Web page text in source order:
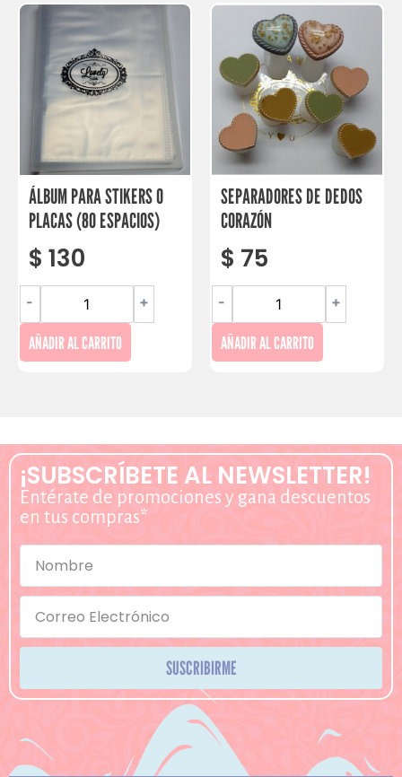
ÁLBUM PARA STIKERS O
PLACAS (80 ESPACIOS)
$ 130
- +
AÑADIR AL CARRITO
SEPARADORES DE DEDOS
CORAZÓN
$ 75
- +
AÑADIR AL CARRITO
¡SUBSCRÍBETE AL NEWSLETTER!
Entérate de promociones y gana descuentos
en tus compras*
SUSCRIBIRME